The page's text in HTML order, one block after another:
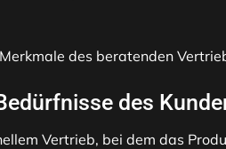
des beratenden
des
Vertrieb, bei dem das